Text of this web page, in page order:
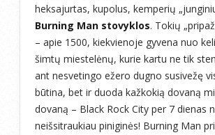
heksajurtas, kupolus, kemperių
Burning Man stovyklos. Tokių
– apie 1500, kiekvienoje gyvena nuo
šimtų miestelėnų, kurie kartu ne tik
ant nesvetingo ežero dugno susivežę
būtina, bet ir duoda kažkokią dovaną
dovaną – Black Rock City per 7 dienas
neišsitraukiau piniginės! Burning Man